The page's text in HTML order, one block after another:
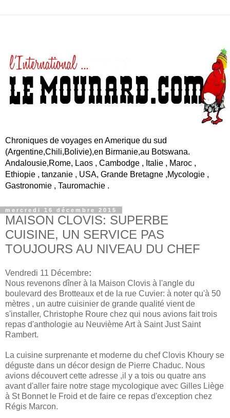
Chroniques de voyages en Amerique du sud
(Argentine,Chili,Bolivie),en Birmanie,au Botswana.
Andalousie,Rome, Laos , Cambodge , Italie , Maroc ,
Ethiopie , tanzanie , USA, Grande Bretagne ,Mycologie ,
Gastronomie , Tauromachie .
mercredi 16 décembre 2015
MAISON CLOVIS: SUPERBE
CUISINE, UN SERVICE PAS
TOUJOURS AU NIVEAU DU CHEF
Vendredi 11 Décembre:
Nous revenons dîner à la Maison Clovis à l'angle du
boulevard des Brotteaux et de la rue Cuvier: à noter qu'à 50
mètres , un autre cuisinier de grande qualité vient de
s'installer, Christophe Roure chez qui nous avions fait trois
repas d'anthologie au Neuvième Art à Saint Just Saint
Rambert.
La cuisine surprenante et moderne du chef Clovis Khoury se
déguste dans un décor design de Pierre Chaduc. Nous
avions découvert cette adresse ,il y a tois ou quatre ans
avant d'aller faire notre stage mycologique avec Gilles Liège
à St Bonnet le Froid et de faire ce repas d'exception chez
Régis Marcon.